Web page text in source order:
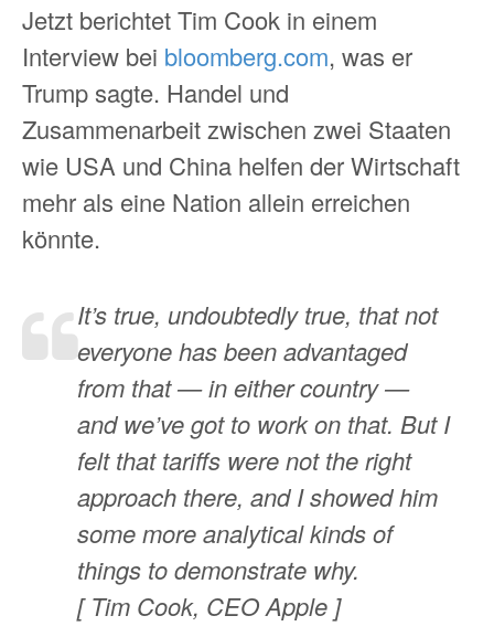
Jetzt berichtet Tim Cook in einem
Interview bei bloomberg.com, was er
Trump sagte. Handel und
Zusammenarbeit zwischen zwei Staaten
wie USA und China helfen der Wirtschaft
mehr als eine Nation allein erreichen
könnte.
It’s true, undoubtedly true, that not
everyone has been advantaged
from that — in either country —
and we’ve got to work on that. But I
felt that tariffs were not the right
approach there, and I showed him
some more analytical kinds of
things to demonstrate why.
[ Tim Cook, CEO Apple ]